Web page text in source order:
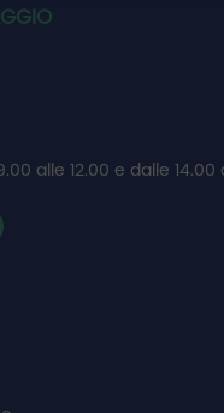
alle 12.00 e dalle 14.00